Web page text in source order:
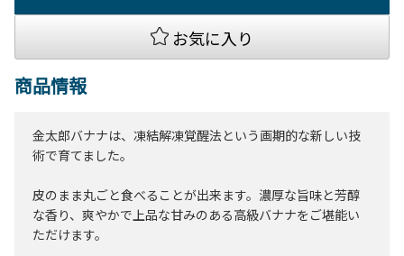
お気に入り
商品情報
金太郎バナナは、凍結解凍覚醒法という画期的な新しい技
術で育てました。
皮のまま丸ごと食べることが出来ます。濃厚な旨味と芳醇
な香り、爽やかで上品な甘みのある高級バナナをご堪能い
ただけます。